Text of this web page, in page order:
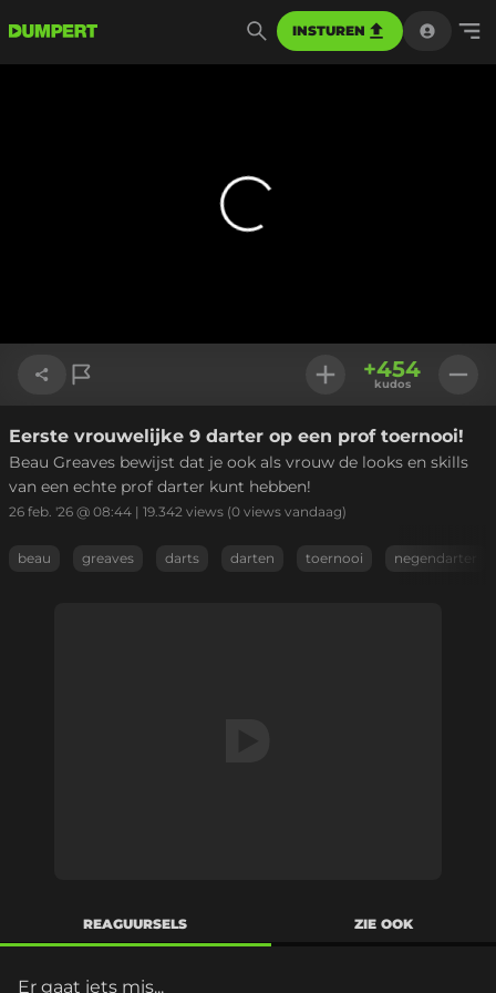
INSTUREN
Link kopiëren
+454
kudos
Eerste vrouwelijke 9 darter op een prof toernooi!
Beau Greaves bewijst dat je ook als vrouw de looks en skills
van een echte prof darter kunt hebben!
26 feb. '26 @ 08:44 | 19.342 views (0 views vandaag)
beau greaves darts darten toernooi negendarter
REAGUURSELS ZIE OOK
Er gaat iets mis...